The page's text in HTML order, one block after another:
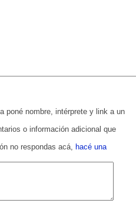
poné nombre, intérprete y link a un
o información adicional que
no respondas acá, hacé una